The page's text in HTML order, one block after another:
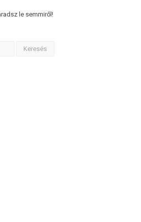
le semmiről!